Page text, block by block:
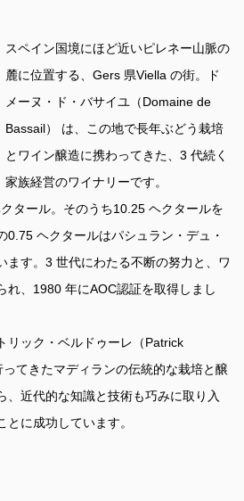
スペイン国境にほど近いピレネー山脈の
麓に位置する、Gers 県Viella の街。ド
メーヌ・ド・バサイユ（Domaine de
Bassail） は、この地で長年ぶどう栽培
とワイン醸造に携わってきた、3 代続く
家族経営のワイナリーです。
タール。そのうち10.25 ヘクタールを
0.75 ヘクタールはパシュラン・デュ・
ます。3 世代にわたる不断の努力と、ワ
れ、1980 年にAOC認証を取得しまし
リック・ベルドゥーレ（Patrick
てきたマディランの伝統的な栽培と醸
、近代的な知識と技術も巧みに取り入
に成功しています。